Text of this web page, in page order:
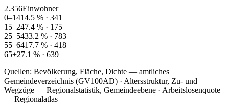
2.356Einwohner
0–1414.5 % · 341
15–247.4 % · 175
25–5433.2 % · 783
55–6417.7 % · 418
65+27.1 % · 639
Quellen: Bevölkerung, Fläche, Dichte — amtliches
Gemeindeverzeichnis (GV100AD) · Altersstruktur, Zu- und
Wegzüge — Regionalstatistik, Gemeindeebene · Arbeitslosenquote
— Regionalatlas